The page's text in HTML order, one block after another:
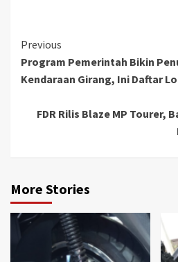
Continue
Reading
Previous
Program Pemerintah Bikin
Kendaraan Girang, Ini Daftar
FDR Rilis Blaze MP Tourer,
More Stories